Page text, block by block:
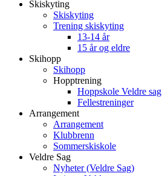
Skiskyting
Skiskyting
Trening skiskyting
13-14 år
15 år og eldre
Skihopp
Skihopp
Hopptrening
Hoppskole Veldre sag
Fellestreninger
Arrangement
Arrangement
Klubbrenn
Sommerskiskole
Veldre Sag
Nyheter (Veldre Sag)